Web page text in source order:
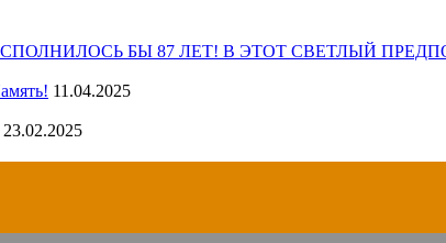
БЫ 87 ЛЕТ! В ЭТОТ СВЕТЛЫЙ
11.04.2025
23.02.2025